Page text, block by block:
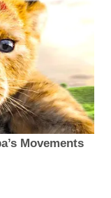
Movements